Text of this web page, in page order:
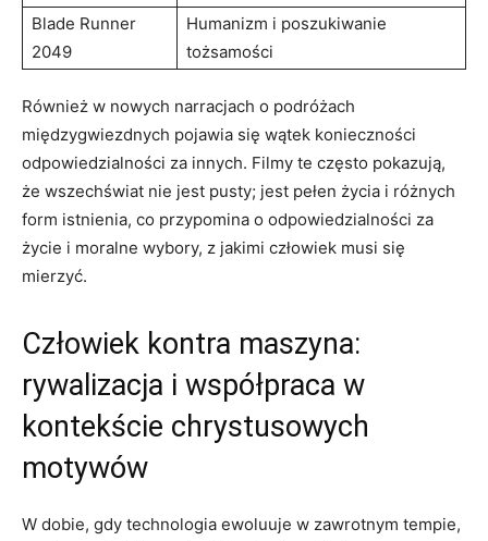
Blade Runner
2049
Humanizm i poszukiwanie
tożsamości
Również w nowych narracjach o podróżach
międzygwiezdnych pojawia się wątek konieczności
odpowiedzialności za innych. Filmy te często pokazują,
że wszechświat nie jest pusty; jest pełen życia i różnych
form istnienia, co przypomina o odpowiedzialności za
życie i moralne wybory, z jakimi człowiek musi się
mierzyć.
Człowiek kontra maszyna:
rywalizacja i współpraca w
kontekście chrystusowych
motywów
W dobie, gdy technologia ewoluuje w zawrotnym tempie,